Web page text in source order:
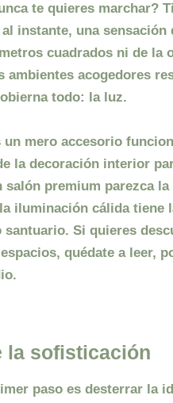
te quieres marchar?
instante, una
cuadrados ni de la
ambientes acogedores
todo: la luz.
mero accesorio
la decoración interior
premium parezca
iluminación cálidatiene
Si quieres
, quédate a leer,
la sofisticación
paso es desterrar la